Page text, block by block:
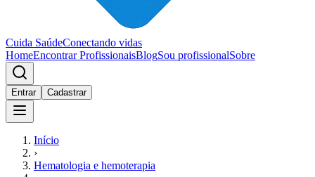
Cuida SaúdeConectando vidas
HomeEncontrar ProfissionaisBlogSou profissionalSobre
Entrar Cadastrar
Início
›
Hematologia e hemoterapia